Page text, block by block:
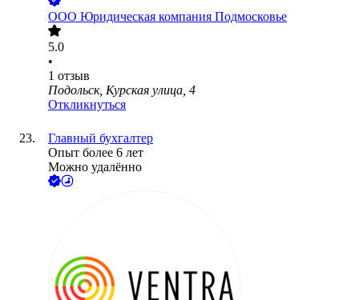
ООО Юридическая компания Подмосковье
5.0
•
1 отзыв
Подольск, Курская улица, 4
Откликнуться
Главный бухгалтер
Опыт более 6 лет
Можно удалённо